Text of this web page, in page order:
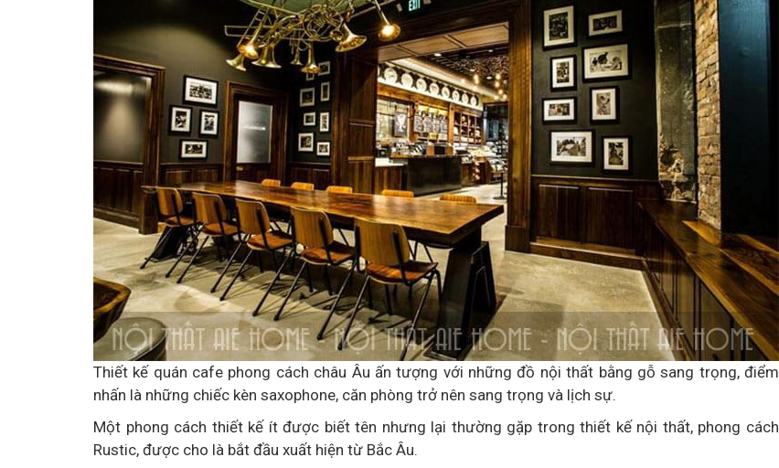
Thiết kế quán cafe phong cách châu Âu ấn tượng với những đồ nội thất bằng gỗ sang trọng, điểm
nhấn là những chiếc kèn saxophone, căn phòng trở nên sang trọng và lịch sự.
Một phong cách thiết kế ít được biết tên nhưng lại thường gặp trong thiết kế nội thất, phong cách
Rustic, được cho là bắt đầu xuất hiện từ Bắc Âu.